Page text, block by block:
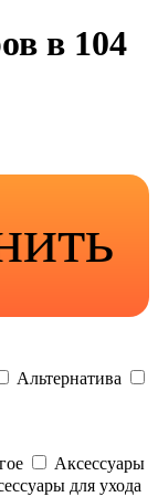
в 104
Альтернатива
Аксессуары
для ухода